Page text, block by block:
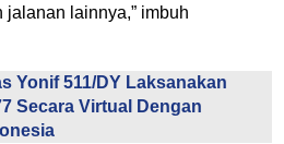
lainnya,” imbuh
Yonif 511/DY Laksanakan
Secara Virtual Dengan